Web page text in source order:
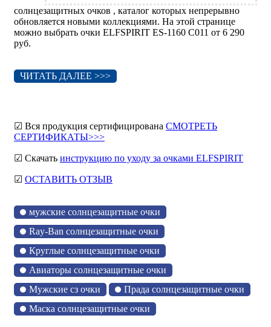
солнцезащитных очков , каталог которых непрерывно
обновляется новыми коллекциями. На этой странице
можно выбрать очки ELFSPIRIT ES-1160 C011 от 6 290
руб.
ЧИТАТЬ ДАЛЕЕ >>>
☑ Вся продукция сертифицирована СМОТРЕТЬ
СЕРТИФИКАТЫ>>>
☑ Скачать инструкцию по уходу за очками ELFSPIRIT
☑ ОСТАВИТЬ ОТЗЫВ
мужские солнцезащитные очки
Ray-Ban солнцезащитные очки
Круглые солнцезащитные очки
Авиаторы солнцезащитные очки
Мужские сз очки
Прада солнцезащитные очки
Маска солнцезащитные очки